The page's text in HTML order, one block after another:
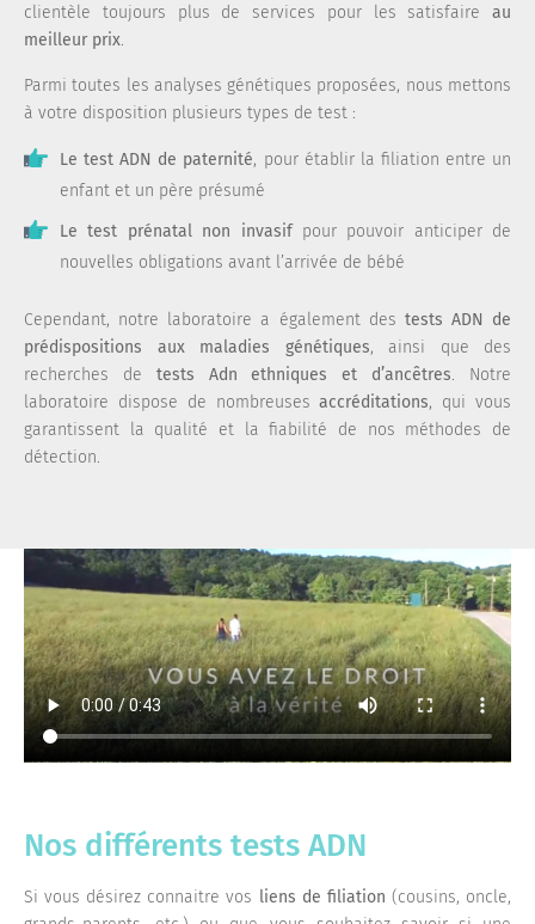
clientèle toujours plus de services pour les satisfaire au
meilleur prix.
Parmi toutes les analyses génétiques proposées, nous mettons
à votre disposition plusieurs types de test :
Le test ADN de paternité, pour établir la filiation entre un
enfant et un père présumé
Le test prénatal non invasifpour pouvoir anticiper de
nouvelles obligations avant l’arrivée de bébé
Cependant, notre laboratoire a également des tests ADN de
prédispositions aux maladies génétiques, ainsi que des
recherches de tests Adn ethniques et d’ancêtres. Notre
laboratoire dispose de nombreusesaccréditations, qui vous
garantissent la qualité et la fiabilité de nos méthodes de
détection.
Nos différents tests ADN
Si vous désirez connaitre vos liens de filiation (cousins, oncle,